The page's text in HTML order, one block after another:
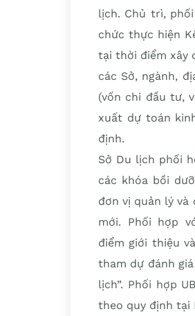
lịch. Chủ trì,
chức thực hiện
tại thời điểm xây
các Sở, ngành,
(vốn chi đầu tư,
xuất dự toán
định.
Sở Du lịch phối
các khóa bồi
đơn vị quản lý
mới. Phối hợp
điểm giới thiệu
tham dự đánh
lịch”. Phối hợp
theo quy định tại